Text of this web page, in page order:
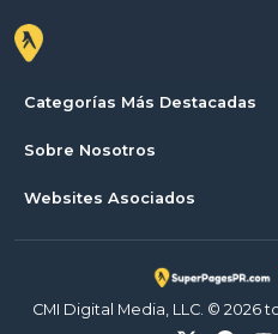
Categorías Más Destacadas
Sobre Nosotros
Websites Asociados
CMI Digital Media, LLC. © 2026